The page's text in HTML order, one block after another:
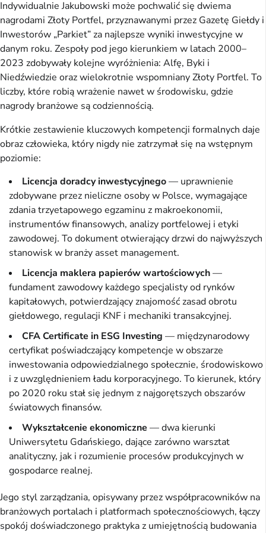
Indywidualnie Jakubowski może pochwalić się dwiema
nagrodami Złoty Portfel, przyznawanymi przez Gazetę Giełdy i
Inwestorów „Parkiet” za najlepsze wyniki inwestycyjne w
danym roku. Zespoły pod jego kierunkiem w latach 2000–
2023 zdobywały kolejne wyróżnienia: Alfę, Byki i
Niedźwiedzie oraz wielokrotnie wspomniany Złoty Portfel. To
liczby, które robią wrażenie nawet w środowisku, gdzie
nagrody branżowe są codziennością.
Krótkie zestawienie kluczowych kompetencji formalnych daje
obraz człowieka, który nigdy nie zatrzymał się na wstępnym
poziomie:
Licencja doradcy inwestycyjnego— uprawnienie
zdobywane przez nieliczne osoby w Polsce, wymagające
zdania trzyetapowego egzaminu z makroekonomii,
instrumentów finansowych, analizy portfelowej i etyki
zawodowej. To dokument otwierający drzwi do najwyższych
stanowisk w branży asset management.
Licencja maklera papierów wartościowych—
fundament zawodowy każdego specjalisty od rynków
kapitałowych, potwierdzający znajomość zasad obrotu
giełdowego, regulacji KNF i mechaniki transakcyjnej.
CFA Certificate in ESG Investing — międzynarodowy
certyfikat poświadczający kompetencje w obszarze
inwestowania odpowiedzialnego społecznie, środowiskowo
i z uwzględnieniem ładu korporacyjnego. To kierunek, który
po 2020 roku stał się jednym z najgorętszych obszarów
światowych finansów.
Wykształcenie ekonomiczne — dwa kierunki
Uniwersytetu Gdańskiego, dające zarówno warsztat
analityczny, jak i rozumienie procesów produkcyjnych w
gospodarce realnej.
Jego styl zarządzania, opisywany przez współpracowników na
branżowych portalach i platformach społecznościowych, łączy
spokój doświadczonego praktyka z umiejętnością budowania